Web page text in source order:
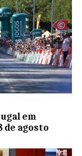
em
de agosto